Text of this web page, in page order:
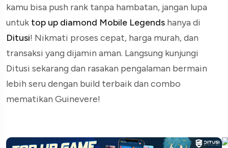
kamu bisa push rank tanpa hambatan, jangan lupa
untuk top up diamond Mobile Legends hanya di
Ditusi! Nikmati proses cepat, harga murah, dan
transaksi yang dijamin aman. Langsung kunjungi
Ditusi sekarang dan rasakan pengalaman bermain
lebih seru dengan build terbaik dan combo
mematikan Guinevere!